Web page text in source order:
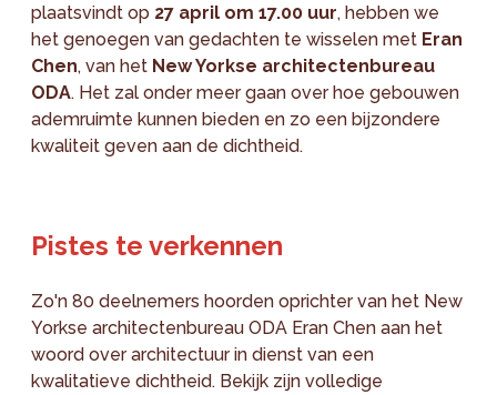
plaatsvindt op 27 april om 17.00 uur, hebben we
het genoegen van gedachten te wisselen met Eran
Chen, van het New Yorkse architectenbureau
ODA. Het zal onder meer gaan over hoe gebouwen
ademruimte kunnen bieden en zo een bijzondere
kwaliteit geven aan de dichtheid.
Pistes te verkennen
Zo'n 80 deelnemers hoorden oprichter van het New
Yorkse architectenbureau ODA Eran Chen aan het
woord over architectuur in dienst van een
kwalitatieve dichtheid. Bekijk zijn volledige